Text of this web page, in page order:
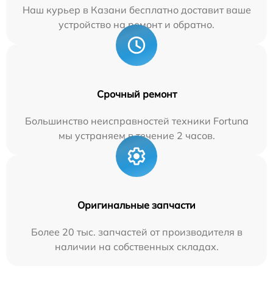
Наш курьер в Казани бесплатно доставит ваше
устройство на ремонт и обратно.
Срочный ремонт
Большинство неисправностей техники Fortuna
мы устраняем в течение 2 часов.
Оригинальные запчасти
Более 20 тыс. запчастей от производителя в
наличии на собственных складах.